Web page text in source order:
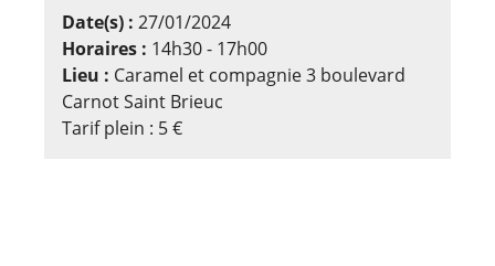
Date(s) : 27/01/2024
Horaires : 14h30 - 17h00
Lieu : Caramel et compagnie 3 boulevard
Carnot Saint Brieuc
Tarif plein : 5 €